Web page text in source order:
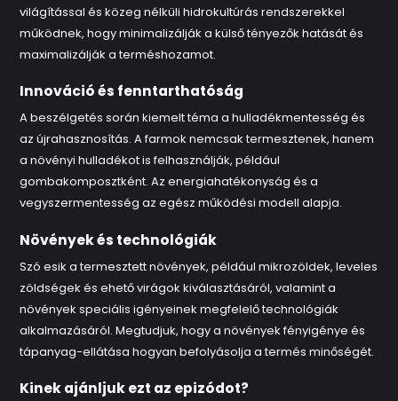
világítással és közeg nélküli hidrokultúrás rendszerekkel
működnek, hogy minimalizálják a külső tényezők hatását és
maximalizálják a terméshozamot.
Innováció és fenntarthatóság
A beszélgetés során kiemelt téma a hulladékmentesség és
az újrahasznosítás. A farmok nemcsak termesztenek, hanem
a növényi hulladékot is felhasználják, például
gombakomposztként. Az energiahatékonyság és a
vegyszermentesség az egész működési modell alapja.
Növények és technológiák
Szó esik a termesztett növények, például mikrozöldek, leveles
zöldségek és ehető virágok kiválasztásáról, valamint a
növények speciális igényeinek megfelelő technológiák
alkalmazásáról. Megtudjuk, hogy a növények fényigénye és
tápanyag-ellátása hogyan befolyásolja a termés minőségét.
Kinek ajánljuk ezt az epizódot?